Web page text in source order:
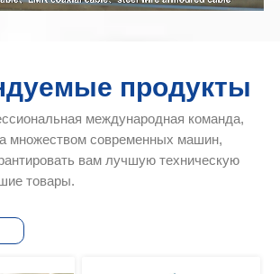
продукты
международная команда,
множеством современных машин,
вам лучшую техническую
товары.